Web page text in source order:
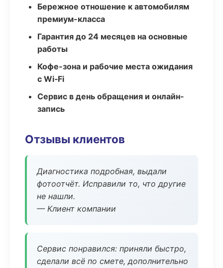
Бережное отношение к автомобилям
премиум-класса
Гарантия до 24 месяцев на основные
работы
Кофе-зона и рабочие места ожидания
с Wi‑Fi
Сервис в день обращения и онлайн-
запись
Отзывы клиентов
Диагностика подробная, выдали
фотоотчёт. Исправили то, что другие
не нашли.
— Клиент компании
Сервис понравился: приняли быстро,
сделали всё по смете, дополнительно